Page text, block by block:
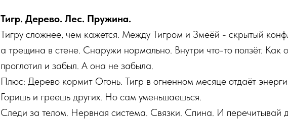
Тигр. Дерево. Лес. Пружина.
Тигру сложнее, чем кажется. Между Тигром и Змеёй - скрытый
а трещина в стене. Снаружи нормально. Внутри что-то ползёт. Как
проглотил и забыл. А она не забыла.
Плюс: Дерево кормит Огонь. Тигр в огненном месяце отдаёт
Горишь и греешь других. Но сам уменьшаешься.
Следи за телом. Нервная система. Связки. Спина. И перечитывай